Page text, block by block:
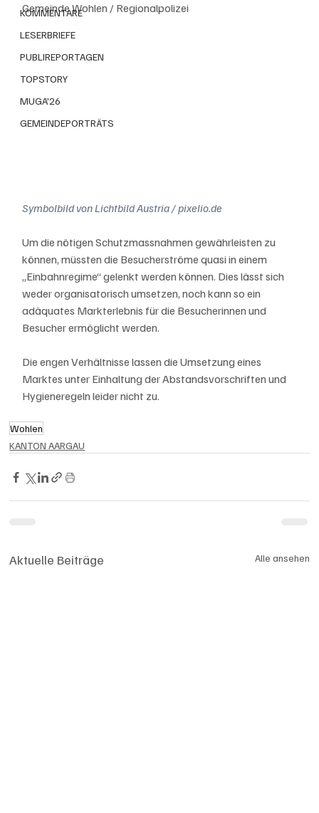
KOMMENTARE
LESERBRIEFE
PUBLIREPORTAGEN
TOPSTORY
MUGA'26
GEMEINDEPORTRÄTS
Gemeinde Wohlen / Regionalpolizei
Symbolbild von Lichtbild Austria / pixelio.de
Um die nötigen Schutzmassnahmen gewährleisten zu
können, müssten die Besucherströme quasi in einem
„Einbahnregime“ gelenkt werden können. Dies lässt sich
weder organisatorisch umsetzen, noch kann so ein
adäquates Markterlebnis für die Besucherinnen und
Besucher ermöglicht werden.
Die engen Verhältnisse lassen die Umsetzung eines
Marktes unter Einhaltung der Abstandsvorschriften und
Hygieneregeln leider nicht zu.
Wohlen
KANTON AARGAU
Aktuelle Beiträge Alle ansehen